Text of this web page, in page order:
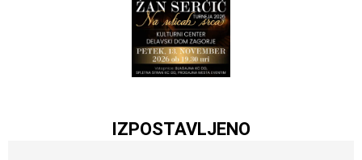
IZPOSTAVLJENO